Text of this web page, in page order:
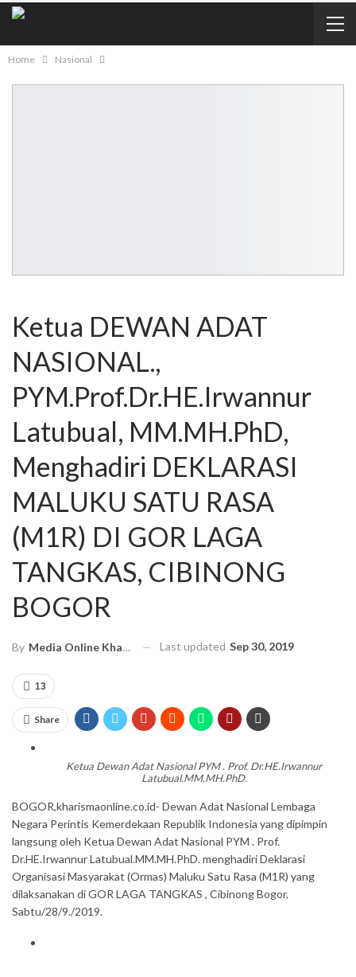
Home Nasional
Ketua DEWAN ADAT
NASIONAL.,
PYM.Prof.Dr.HE.Irwannur
Latubual, MM.MH.PhD,
Menghadiri DEKLARASI
MALUKU SATU RASA
(M1R) DI GOR LAGA
TANGKAS, CIBINONG
BOGOR
By Media Online Kharismanews.id Last updated Sep 30, 2019
13
Share
Ketua Dewan Adat Nasional PYM . Prof. Dr.HE.Irwannur
Latubual.MM.MH.PhD.
BOGOR,kharismaonline.co.id- Dewan Adat Nasional Lembaga
Negara Perintis Kemerdekaan Republik Indonesia yang dipimpin
langsung oleh Ketua Dewan Adat Nasional PYM . Prof.
Dr.HE.Irwannur Latubual.MM.MH.PhD. menghadiri Deklarasi
Organisasi Masyarakat (Ormas) Maluku Satu Rasa (M1R) yang
dilaksanakan di GOR LAGA TANGKAS , Cibinong Bogor,
Sabtu/28/9./2019.